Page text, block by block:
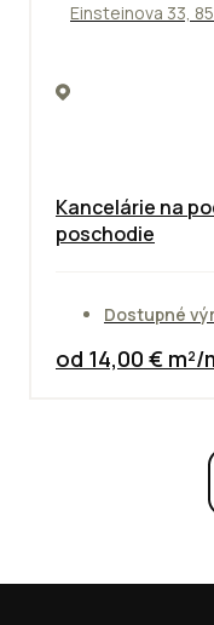
Einsteinova 33,
Kancelárie na
poschodie
Dostupné
od 14,00 € m²/